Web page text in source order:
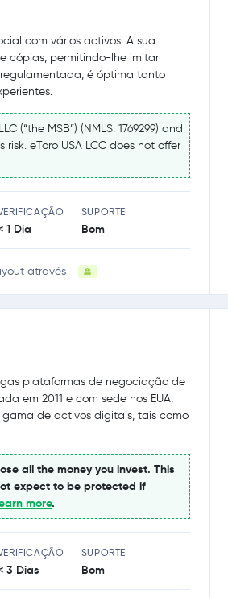
com vários activos. A sua
cópias, permitindo-lhe imitar
é óptima tanto
(“the MSB”) (NMLS: 1769299) and
risk. eToro USA LCC does not offer
1 Dia
SUPORTE
Bom
através
plataformas de negociação de
em 2011 e com sede nos EUA,
de activos digitais, tais como
all the money you invest. This
expect to be protected if
more.
3 Dias
SUPORTE
Bom